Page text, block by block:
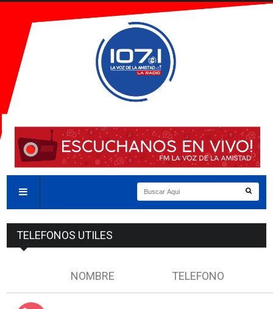
TELEFONOS UTILES
NOMBRE TELEFONO